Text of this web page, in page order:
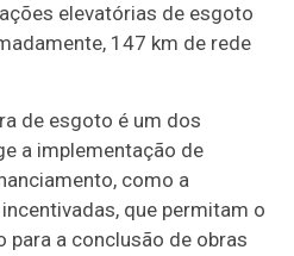
elevatórias de esgoto
147 km de rede
de esgoto é um dos
a implementação de
como a
que permitam o
para a conclusão de obras